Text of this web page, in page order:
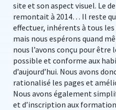
site et son aspect visuel. Le
remontait à 2014… Il reste
effectuer, inhérents à tous
mais nous espérons quand
nous l’avons conçu pour être
possible et conforme aux
d’aujourd’hui. Nous avons
rationalisé les pages et
Nous avons également
et d’inscription aux